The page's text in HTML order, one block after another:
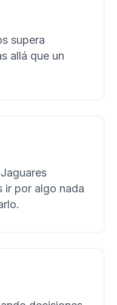
supera
allá que un
ir por algo nada